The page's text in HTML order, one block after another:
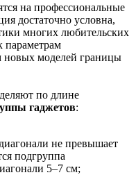
на профессиональные
достаточно условна,
многих любительских
параметрам
новых моделей границы
по длине
гаджетов:
не превышает
подгруппа
5–7 см;